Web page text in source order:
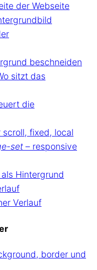
der Webseite
beschneiden
sitzt das
die
scroll, fixed, local
set – responsive
Hintergrund
Verlauf
border und